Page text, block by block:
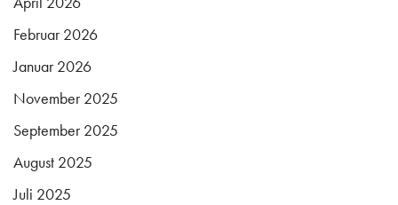
Februar 2026
Januar 2026
November 2025
September 2025
August 2025
Juli 2025